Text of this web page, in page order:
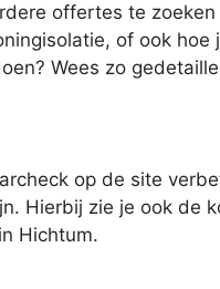
offertes te zoeken
of ook hoe
Wees zo
op de site
Hierbij zie je ook de
Hichtum.